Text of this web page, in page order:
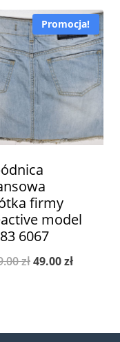
wynosiła:
29.00 zł.
wynosi:
10.00 zł.
Promocja!
firmy
model
6067
złPierwotna
49.00złAktualna